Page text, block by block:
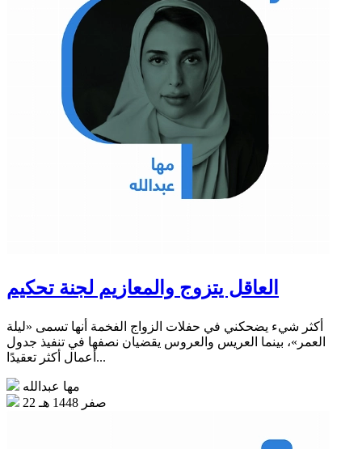
العاقل يتزوج والمعازيم لجنة تحكيم
أكثر شيء يضحكني في حفلات الزواج الفخمة أنها تسمى «ليلة
العمر»، بينما العريس والعروس يقضيان نصفها في تنفيذ جدول
أعمال أكثر تعقيدًا...
مها عبدالله
22 صفر 1448 هـ